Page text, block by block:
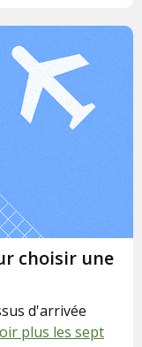
choisir une
d'arrivée
plus les sept